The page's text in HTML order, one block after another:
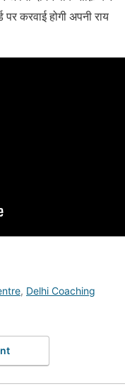
करवाई होगी अपनी राय
, Delhi Coaching